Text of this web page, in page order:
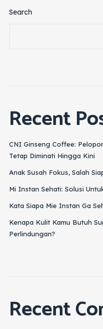
Search
Recent
CNI Ginseng Coffee:
Tetap Diminati Hingga Kini
Anak Susah Fokus, Salah
Mi Instan Sehati: Solusi
Kata Siapa Mie Instan Ga
Kenapa Kulit Kamu Butuh
Perlindungan?
Recent